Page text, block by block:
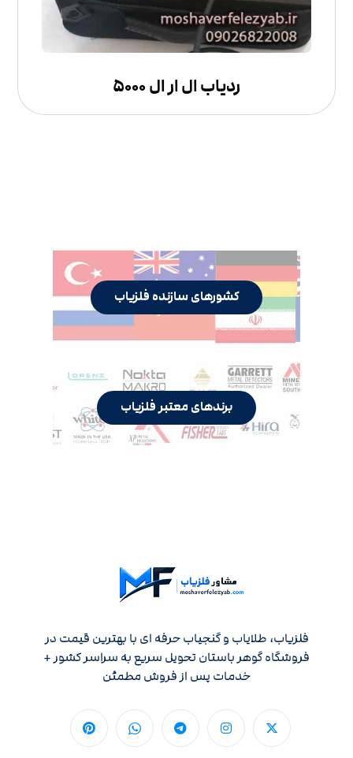
ردیاب ال ار ال ۵۰۰۰
کشورهای سازنده فلزیاب
برندهای معتبر فلزیاب
فلزیاب، طلایاب و گنجیاب حرفه ای با بهترین قیمت در
فروشگاه گوهر باستان تحویل سریع به سراسر کشور +
خدمات پس از فروش مطمئن